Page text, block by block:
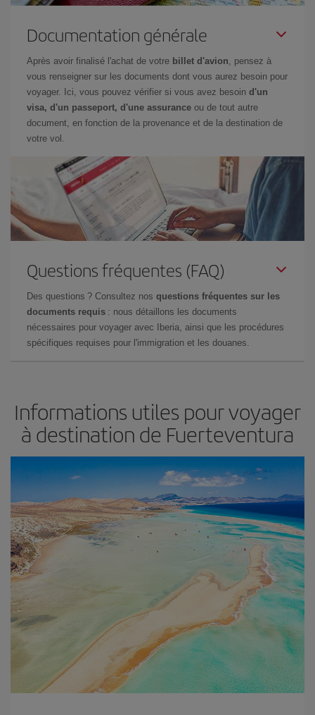
Documentation générale
Après avoir finalisé l'achat de votre billet d'avion, pensez à
vous renseigner sur les documents dont vous aurez besoin pour
voyager. Ici, vous pouvez vérifier si vous avez besoin d'un
visa, d'un passeport, d'une assurance ou de tout autre
document, en fonction de la provenance et de la destination de
votre vol.
Questions fréquentes (FAQ)
Des questions ? Consultez nos questions fréquentes sur les
documents requis : nous détaillons les documents
nécessaires pour voyager avec Iberia, ainsi que les procédures
spécifiques requises pour l'immigration et les douanes.
Informations utiles pour voyager
à destination de Fuerteventura